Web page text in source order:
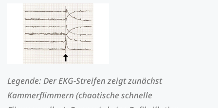
Legende: Der EKG-Streifen zeigt zunächst
Kammerflimmern (chaotische schnelle